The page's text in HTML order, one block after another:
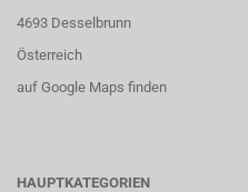
4693 Desselbrunn
Österreich
auf Google Maps finden
HAUPTKATEGORIEN